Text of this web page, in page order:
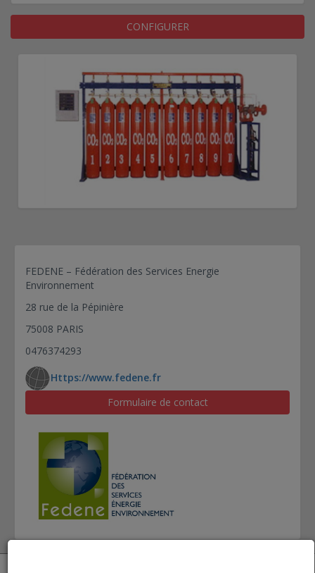
CONFIGURER
FEDENE – Fédération des Services Energie
Environnement
28 rue de la Pépinière
75008 PARIS
0476374293
Https://www.fedene.fr
Formulaire de contact